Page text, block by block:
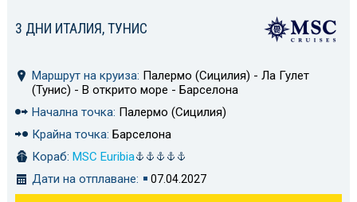
3 ДНИ ИТАЛИЯ, ТУНИС
Маршрут на круиза: Палермо (Сицилия) - Ла Гулет
(Тунис) - В открито море - Барселона
Начална точка: Палермо (Сицилия)
Крайна точка: Барселона
Кораб: MSC Euribia
Дати на отплаване:
07.04.2027